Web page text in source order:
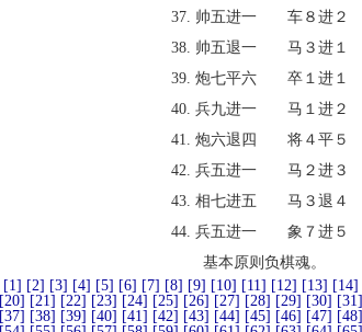
37. 帅五进一车８进２
38. 帅五退一马３进１
39. 炮七平六卒１进１
40. 兵九进一马１进２
41. 炮六退四 将４平５
42. 兵五进一马２进３
43. 相七进五 马３退４
44. 兵五进一象７进５
基本原则负棋魂。
[1] [2] [3] [4] [5] [6] [7] [8] [9] [10] [11] [12] [13] [14]
[20] [21] [22] [23] [24] [25] [26] [27] [28] [29] [30] [31]
[37] [38] [39] [40] [41] [42] [43] [44] [45] [46] [47] [48]